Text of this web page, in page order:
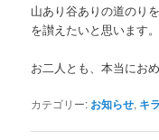
山あり谷ありの道のり
を讃えたいと思います。
お二人とも、本当にお
カテゴリー: お知らせ, キ